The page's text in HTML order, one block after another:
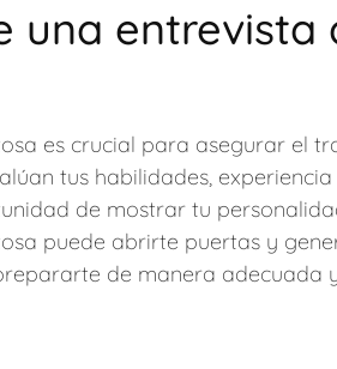
una entrevista
es crucial para asegurar el
tus habilidades,
de mostrar tu
puede abrirte puertas y
de manera adecuada